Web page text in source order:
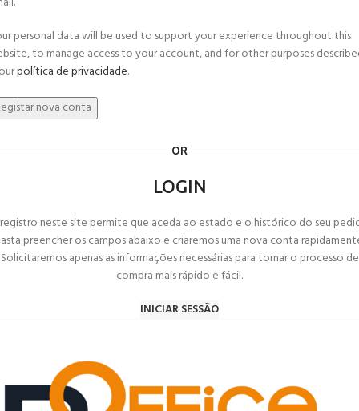
personal data will be used to support your experience throughout this
to manage access to your account, and for other purposes
política de privacidade.
nova conta
OR
LOGIN
neste site permite que aceda ao estado e o histórico do seu
preencher os campos abaixo e criaremos uma nova conta
Solicitaremos apenas as informações necessárias para tornar o processo de
compra mais rápido e fácil.
INICIAR SESSÃO